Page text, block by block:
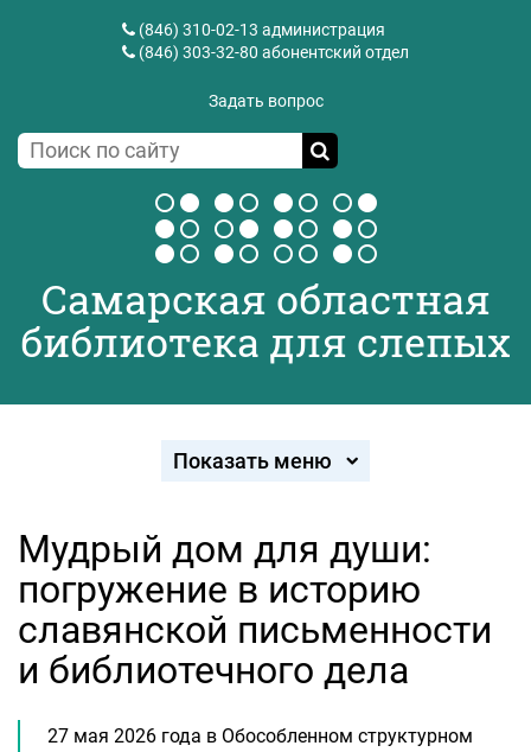
(846) 310-02-13 администрация
(846) 303-32-80 абонентский отдел
Задать вопрос
Самарская областная
библиотека для слепых
Показать меню
Мудрый дом для души:
погружение в историю
славянской письменности
и библиотечного дела
27 мая 2026 года в Обособленном структурном